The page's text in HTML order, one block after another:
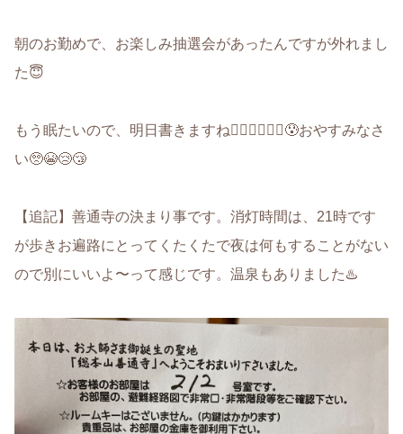
朝のお勤めで、お楽しみ抽選会があったんですが外れまし
た😇
もう眠たいので、明日書きますね🙇🏻‍♂️🙇🏻‍♂️😰おやすみなさ
い🥺😭😢😴
【追記】善通寺の決まり事です。消灯時間は、21時です
が歩きお遍路にとってくたくたで夜は何もすることがない
ので別にいいよ〜って感じです。温泉もありました♨️